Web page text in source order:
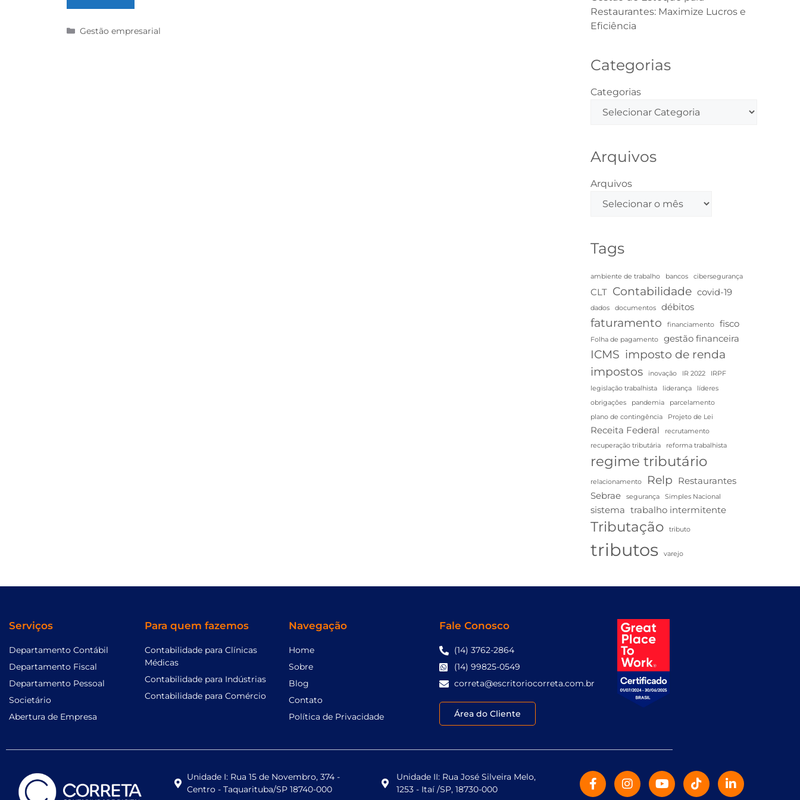
Gestão empresarial
Restaurantes: Maximize Lucros e
Eficiência
Categorias
Categorias
Arquivos
Arquivos
Tags
ambiente de trabalho bancos cibersegurança
CLT Contabilidade covid-19
dados documentos débitos
faturamento financiamento fisco
Folha de pagamento gestão financeira
ICMS imposto de renda
impostos
inovação IR 2022
IRPF
legislação trabalhista
liderança
líderes
obrigações
pandemia
parcelamento
plano de contingência
Projeto de Lei
Receita Federal
recrutamento
recuperação tributária
reforma trabalhista
regime tributário
relacionamento Relp Restaurantes
Sebrae
segurança Simples Nacional
sistema trabalho intermitente
Tributação tributo
tributos varejo
Serviços
Departamento Contábil
Departamento Fiscal
Departamento Pessoal
Societário
Abertura de Empresa
Para quem fazemos
Contabilidade para Clínicas
Médicas
Contabilidade para Indústrias
Contabilidade para Comércio
Navegação
Home
Sobre
Blog
Contato
Política de Privacidade
Fale Conosco
(14) 3762-2864
(14) 99825-0549
correta@escritoriocorreta.com.br
Área do Cliente
Unidade I: Rua 15 de Novembro, 374 -
Centro - Taquarituba/SP 18740-000
Unidade II: Rua José Silveira Melo,
1253 - Itaí /SP, 18730-000